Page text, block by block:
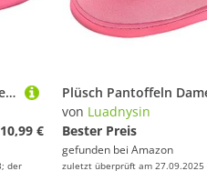
Hausschuhe Damen Plüsch Herren, Pantoffeln Warm rutschfeste Hausschuhe Slippers Fluffy Damen-Hausschuhe Unisex House Hüttenschuhe Winterhausschuhe Filzpantoffeln Heimschuhe Schlappen Plüschschuhe
10,99 €
der
von Luadnysin
Bester Preis
gefunden bei Amazon
zuletzt überprüft am 27.09.2025